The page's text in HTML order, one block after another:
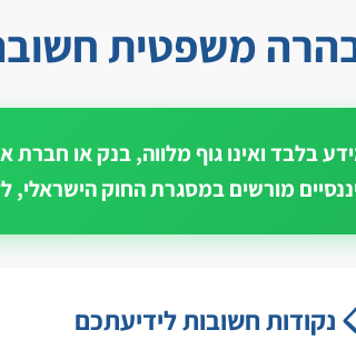
משפטית
בלבד ואינו גוף מלווה, בנק או
מורשים במסגרת החוק הישראלי,
נקודות חשובות לידיעתכם